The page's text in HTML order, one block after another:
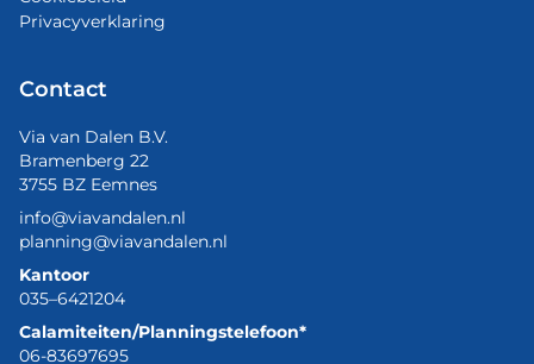
Privacyverklaring
Contact
Via van Dalen B.V.
Bramenberg 22
3755 BZ Eemnes
info@viavandalen.nl
planning@viavandalen.nl
Kantoor
035–6421204
Calamiteiten/Planningstelefoon*
06-83697695